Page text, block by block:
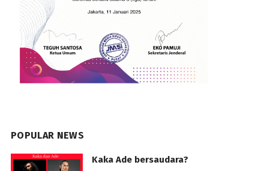
POPULAR NEWS
Kaka Ade bersaudara?